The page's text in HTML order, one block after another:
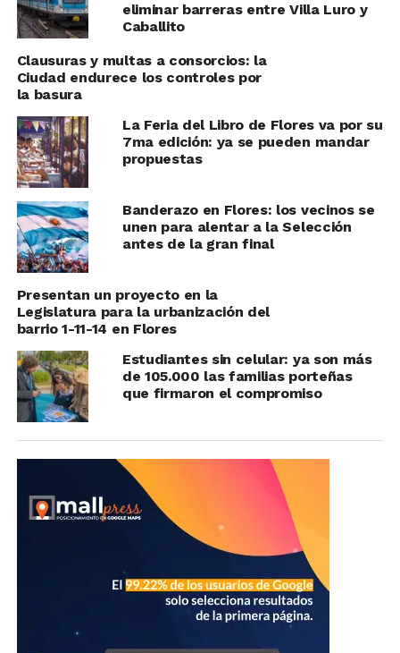
eliminar barreras entre Villa Luro y
Caballito
Clausuras y multas a consorcios: la
Ciudad endurece los controles por
la basura
La Feria del Libro de Flores va por su
7ma edición: ya se pueden mandar
propuestas
Banderazo en Flores: los vecinos se
unen para alentar a la Selección
antes de la gran final
Presentan un proyecto en la
Legislatura para la urbanización del
barrio 1-11-14 en Flores
Estudiantes sin celular: ya son más
de 105.000 las familias porteñas
que firmaron el compromiso